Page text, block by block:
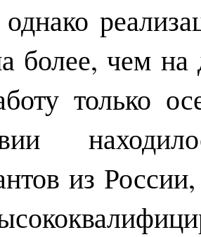
более, чем на
только
из